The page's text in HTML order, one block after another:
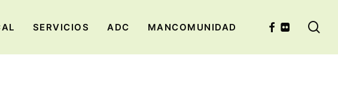
SERVICIOS ADC MANCOMUNIDAD FACEBOOK
FLICKR